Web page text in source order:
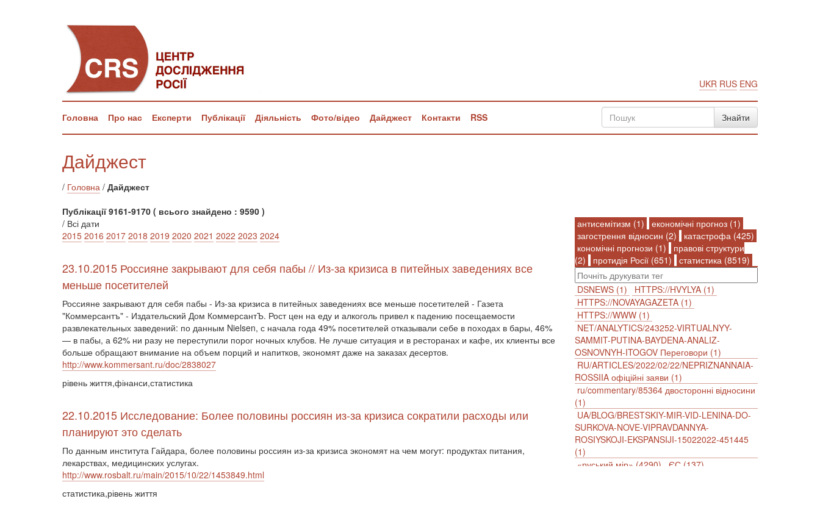
UKR RUS ENG
Головна Про нас Експерти Публікації Діяльність Фото/відео Дайджест Контакти RSS
Дайджест
/ Головна / Дайджест
Публікації 9161-9170 ( всього знайдено : 9590 )
антисемітизм (1)
економічні прогноз (1)
загострення відносин (2)
катастрофа (425)
кономічні прогнози (1)
правові структури
(2)
протидія Росії (651) статистика (8519)
DSNEWS (1)
HTTPS://HVYLYA (1)
HTTPS://NOVAYAGAZETA (1)
HTTPS://WWW (1)
NET/ANALYTICS/243252-VIRTUALNYY-
SAMMIT-PUTINA-BAYDENA-ANALIZ-
OSNOVNYH-ITOGOV Переговори (1)
RU/ARTICLES/2022/02/22/NEPRIZNANNAIA-
ROSSIIA офіційні заяви (1)
ru/commentary/85364 двосторонні відносини
(1)
UA/BLOG/BRESTSKIY-MIR-VID-LENINA-DO-
SURKOVA-NOVE-VIPRAVDANNYA-
ROSIYSKOJI-EKSPANSIJI-15022022-451445
(1)
«руський мір» (4290)
ЄС (137)
/ Всі дати
2015 2016 2017 2018 2019 2020 2021 2022 2023 2024
23.10.2015 Россияне закрывают для себя пабы // Из-за кризиса в питейных заведениях все
меньше посетителей
Россияне закрывают для себя пабы - Из-за кризиса в питейных заведениях все меньше посетителей - Газета
"Коммерсантъ" - Издательский Дом КоммерсантЪ. Рост цен на еду и алкоголь привел к падению посещаемости
развлекательных заведений: по данным Nielsen, с начала года 49% посетителей отказывали себе в походах в бары, 46%
— в пабы, а 62% ни разу не переступили порог ночных клубов. Не лучше ситуация и в ресторанах и кафе, их клиенты все
больше обращают внимание на объем порций и напитков, экономят даже на заказах десертов.
http://www.kommersant.ru/doc/2838027
рівень життя,фінанси,статистика
22.10.2015 Исследование: Более половины россиян из-за кризиса сократили расходы или
планируют это сделать
По данным института Гайдара, более половины россиян из-за кризиса экономят на чем могут: продуктах питания,
лекарствах, медицинских услугах.
http://www.rosbalt.ru/main/2015/10/22/1453849.html
статистика,рівень життя